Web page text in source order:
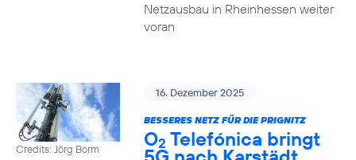
Netzausbau in Rheinhessen weiter
voran
Credits: Jörg Borm
16. Dezember 2025
BESSERES NETZ FÜR DIE PRIGNITZ
O2 Telefónica bringt